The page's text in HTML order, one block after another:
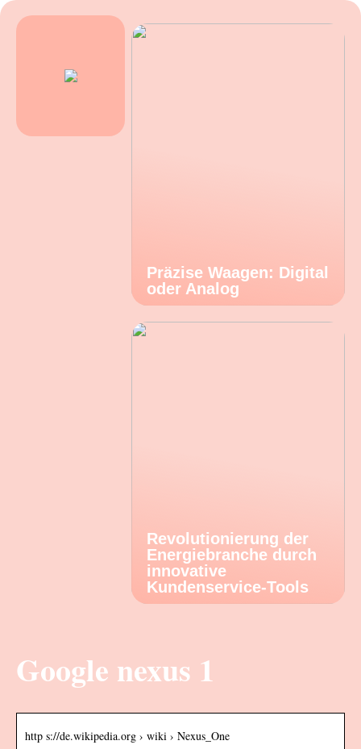
Präzise Waagen: Digital
oder Analog
Revolutionierung der
Energiebranche durch
innovative
Kundenservice-Tools
Google nexus 1
http s://de.wikipedia.org › wiki › Nexus_One